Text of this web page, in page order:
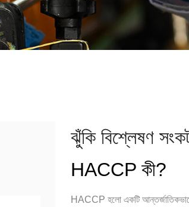
ঝুঁকি বিশ্লেষণ
HACCP কী?
HACCP হলো একটি আন্তর্জাতিকভাবে